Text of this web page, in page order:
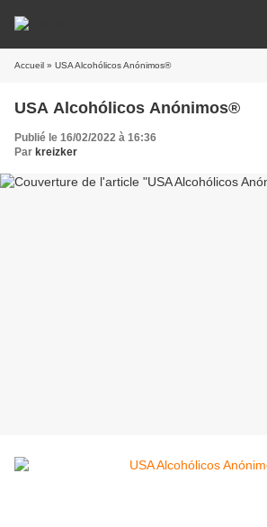
Accueil » USA Alcohólicos Anónimos®
USA Alcohólicos Anónimos®
Publié le 16/02/2022 à 16:36
Par kreizker